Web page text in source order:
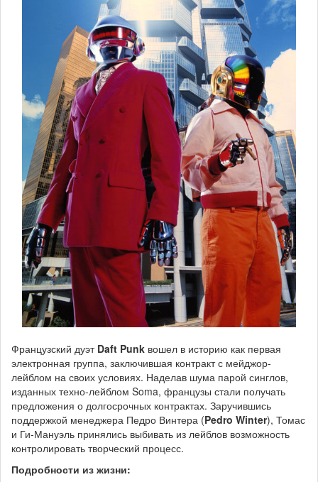
Французский дуэт Daft Punk вошел в историю как первая
электронная группа, заключившая контракт с мейджор-
лейблом на своих условиях. Наделав шума парой синглов,
изданных техно-лейблом Soma, французы стали получать
предложения о долгосрочных контрактах. Заручившись
поддержкой менеджера Педро Винтера (Pedro Winter), Томас
и Ги-Мануэль принялись выбивать из лейблов возможность
контролировать творческий процесс.
Подробности из жизни: